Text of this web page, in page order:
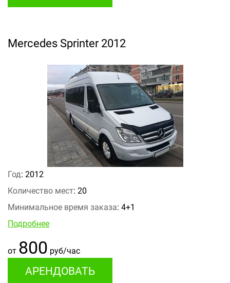
Mercedes Sprinter 2012
Год: 2012
Количество мест: 20
Минимальное время заказа: 4+1
Подробнее
от 800 руб/час
АРЕНДОВАТЬ